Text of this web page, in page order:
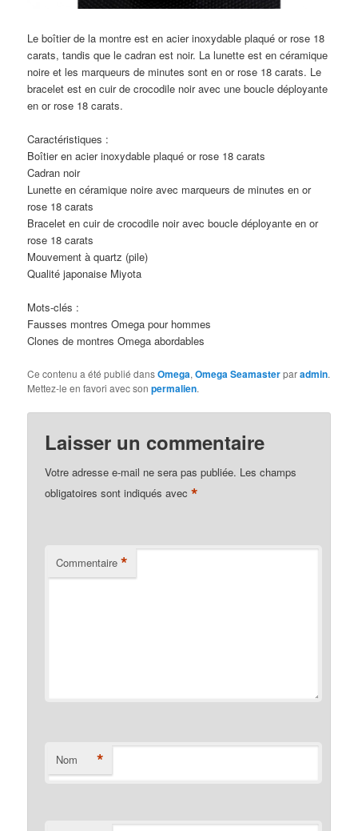
Le boîtier de la montre est en acier inoxydable plaqué or rose 18
carats, tandis que le cadran est noir. La lunette est en céramique
noire et les marqueurs de minutes sont en or rose 18 carats. Le
bracelet est en cuir de crocodile noir avec une boucle déployante
en or rose 18 carats.
Caractéristiques :
Boîtier en acier inoxydable plaqué or rose 18 carats
Cadran noir
Lunette en céramique noire avec marqueurs de minutes en or
rose 18 carats
Bracelet en cuir de crocodile noir avec boucle déployante en or
rose 18 carats
Mouvement à quartz (pile)
Qualité japonaise Miyota
Mots-clés :
Fausses montres Omega pour hommes
Clones de montres Omega abordables
Ce contenu a été publié dansOmega,Omega Seamasterparadmin.
Mettez-le en favori avec sonpermalien.
Laisser un commentaire
Votre adresse e-mail ne sera pas publiée. Les champs
obligatoires sont indiqués avec*
Commentaire *
Nom *